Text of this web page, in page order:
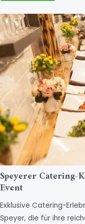
Speyerer Catering-
Event
Exklusive Catering-
Speyer, die für ihre